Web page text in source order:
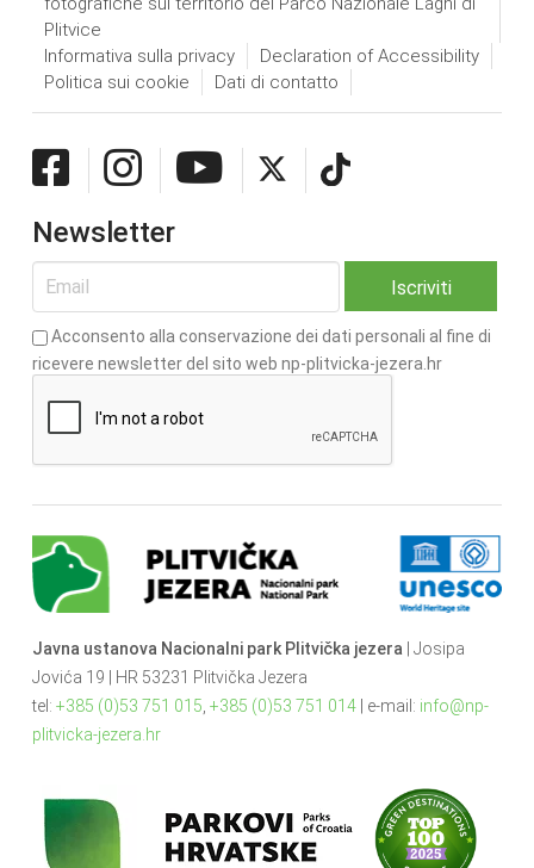
Plitvice
Informativa sulla privacy
Declaration of Accessibility
Politica sui cookie
Dati di contatto
Newsletter
Acconsento alla conservazione dei dati personali al fine di
ricevere newsletter del sito web np-plitvicka-jezera.hr
Javna ustanova Nacionalni park Plitvička jezera | Josipa
Jovića 19 | HR 53231 Plitvička Jezera
tel: +385 (0)53 751 015 +385 (0)53 751 014| e-mail: info@np-
plitvicka-jezera.hr